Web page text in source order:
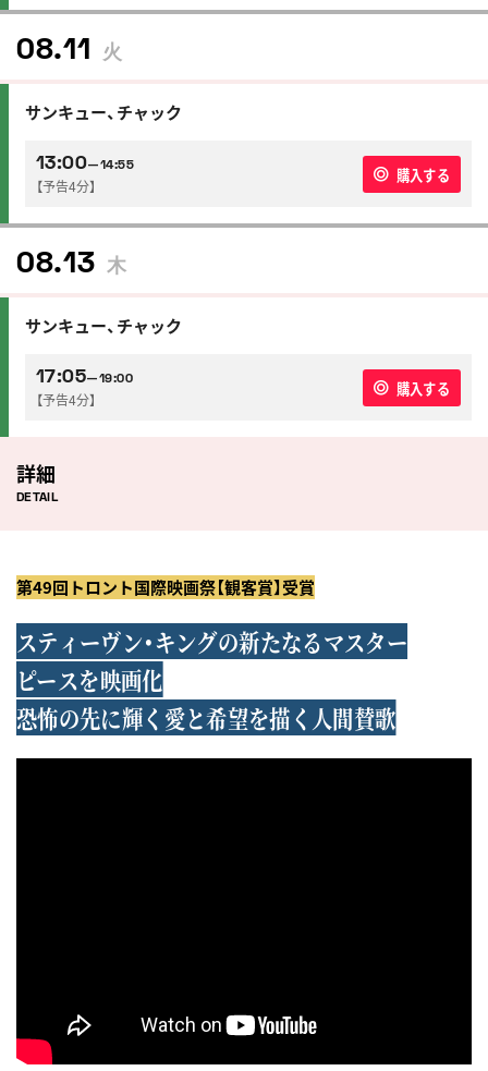
08.11 火
サンキュー、チャック
13:00—14:55
【予告4分】
購入する
08.13 木
サンキュー、チャック
17:05—19:00
【予告4分】
購入する
詳細
DETAIL
第49回トロント国際映画祭【観客賞】受賞
スティーヴン・キングの新たなるマスター
ピースを映画化
恐怖の先に輝く愛と希望を描く人間賛歌